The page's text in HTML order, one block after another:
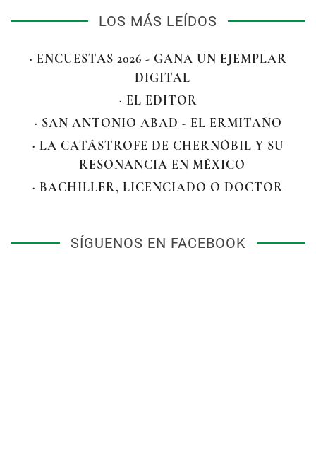
LOS MÁS LEÍDOS
· ENCUESTAS 2026 - GANA UN EJEMPLAR
DIGITAL
· EL EDITOR
· SAN ANTONIO ABAD - EL ERMITAÑO
· LA CATÁSTROFE DE CHERNÓBIL Y SU
RESONANCIA EN MÉXICO
· BACHILLER, LICENCIADO O DOCTOR
SÍGUENOS EN FACEBOOK